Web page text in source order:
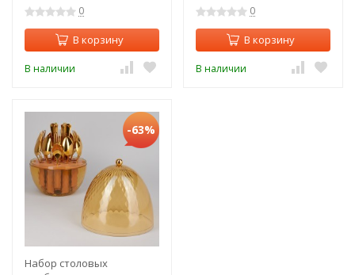
0
В корзину
В наличии
0
В корзину
В наличии
-63%
Набор столовых